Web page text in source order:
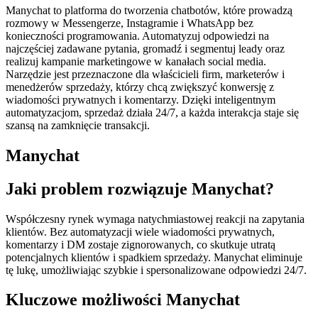
Manychat to platforma do tworzenia chatbotów, które prowadzą
rozmowy w Messengerze, Instagramie i WhatsApp bez
konieczności programowania. Automatyzuj odpowiedzi na
najczęściej zadawane pytania, gromadź i segmentuj leady oraz
realizuj kampanie marketingowe w kanałach social media.
Narzędzie jest przeznaczone dla właścicieli firm, marketerów i
menedżerów sprzedaży, którzy chcą zwiększyć konwersję z
wiadomości prywatnych i komentarzy. Dzięki inteligentnym
automatyzacjom, sprzedaż działa 24/7, a każda interakcja staje się
szansą na zamknięcie transakcji.
Manychat
Jaki problem rozwiązuje Manychat?
Współczesny rynek wymaga natychmiastowej reakcji na zapytania
klientów. Bez automatyzacji wiele wiadomości prywatnych,
komentarzy i DM zostaje zignorowanych, co skutkuje utratą
potencjalnych klientów i spadkiem sprzedaży. Manychat eliminuje
tę lukę, umożliwiając szybkie i spersonalizowane odpowiedzi 24/7.
Kluczowe możliwości Manychat